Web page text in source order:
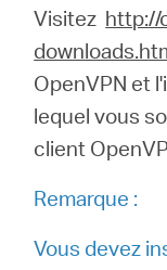
Visitez http://
OpenVPN et
lequel vous
client
Remarque :
Vous devez